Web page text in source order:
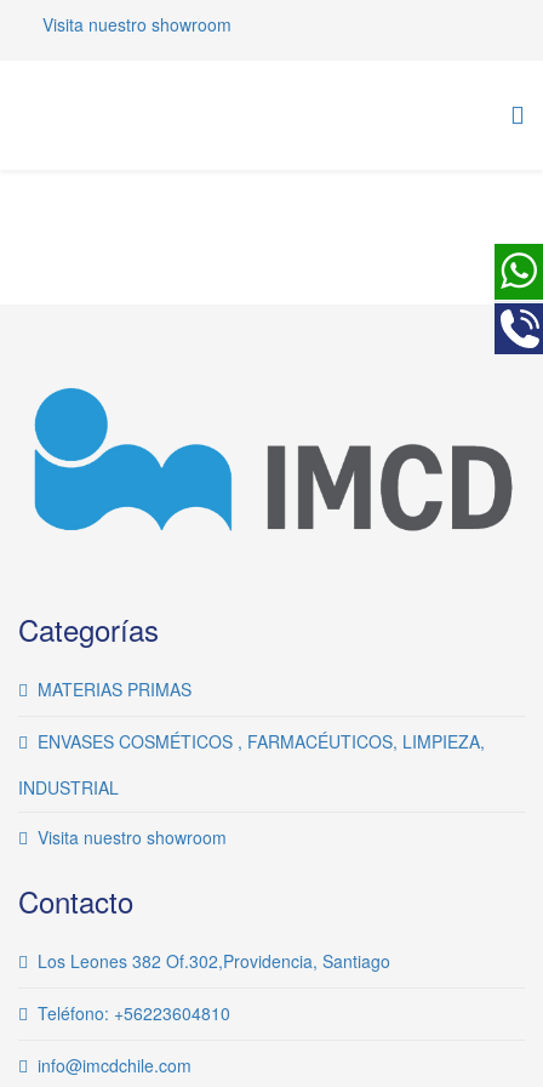
Visita nuestro showroom
Categorías
MATERIAS PRIMAS
ENVASES COSMÉTICOS , FARMACÉUTICOS, LIMPIEZA,
INDUSTRIAL
Visita nuestro showroom
Contacto
Los Leones 382 Of.302,Providencia, Santiago
Teléfono: +56223604810
info@imcdchile.com